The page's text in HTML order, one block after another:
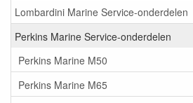
Lombardini Marine Service-onderdelen
Perkins Marine Service-onderdelen
Perkins Marine M50
Perkins Marine M65